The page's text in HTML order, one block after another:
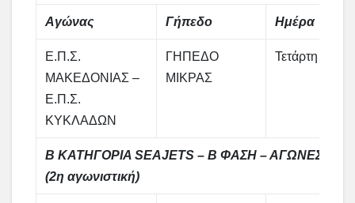
Αγώνας Γήπεδο Ημέρα
Ε.Π.Σ.
ΜΑΚΕΔΟΝΙΑΣ –
Ε.Π.Σ.
ΚΥΚΛΑΔΩΝ
ΓΗΠΕΔΟ
ΜΙΚΡΑΣ
Τετάρτη
Β ΚΑΤΗΓΟΡΙΑ SEAJETS – Β ΦΑΣΗ – ΑΓΩΝΕΣ
(2η αγωνιστική)